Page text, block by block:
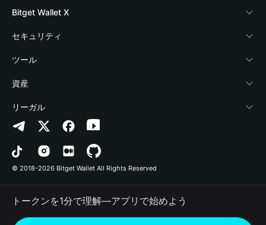
ブログ
アカデミー
暗号資産ニュース
Help Center
お問い合わせ
ブランドリソース
キャリア
Crypto Card
Stablecoin Earn
Payfi Crypto
Crypto Swap API
Altcoin Season Index
Prediction Markets
DApp
RWA
Bitget Wallet X
デベロッパー
ウォレットを接続
Bitget Wallet Pay
プロジェクトを掲載
セキュリティ
保護基金
セキュリティ技術
ツール
暗号資産を購入
認証検出
コントラクト検出
一括送金
資産
Arbitrum
Avalanche
Bitcoin
Polygon
リーガル
プライバシーポリシー
利用規約
© 2018-2026 Bitget Wallet All Rights Reserved
トークンを1分で理解―アプリで始めよう